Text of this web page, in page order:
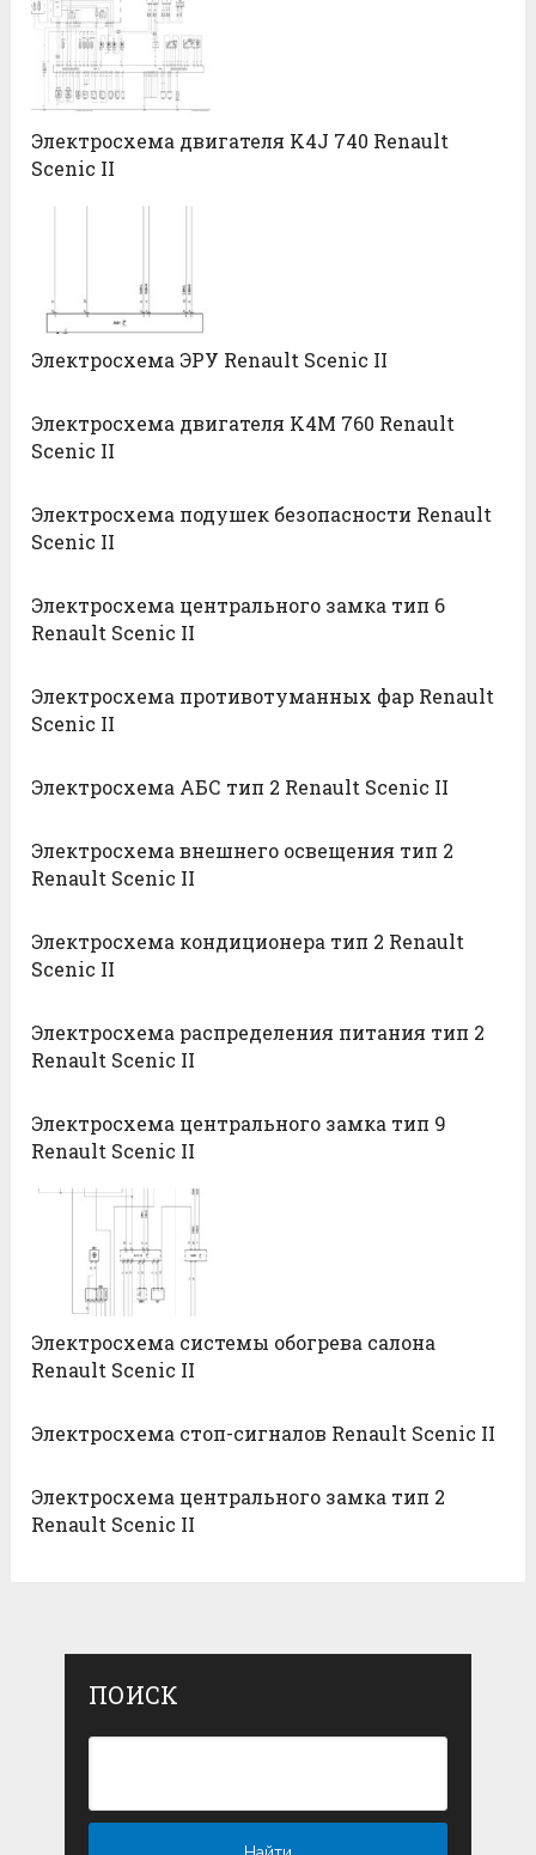
Электросхема двигателя K4J 740 Renault
Scenic II
Электросхема ЭРУ Renault Scenic II
Электросхема двигателя K4M 760 Renault
Scenic II
Электросхема подушек безопасности Renault
Scenic II
Электросхема центрального замка тип 6
Renault Scenic II
Электросхема противотуманных фар Renault
Scenic II
Электросхема АБС тип 2 Renault Scenic II
Электросхема внешнего освещения тип 2
Renault Scenic II
Электросхема кондиционера тип 2 Renault
Scenic II
Электросхема распределения питания тип 2
Renault Scenic II
Электросхема центрального замка тип 9
Renault Scenic II
Электросхема системы обогрева салона
Renault Scenic II
Электросхема стоп-сигналов Renault Scenic II
Электросхема центрального замка тип 2
Renault Scenic II
ПОИСК